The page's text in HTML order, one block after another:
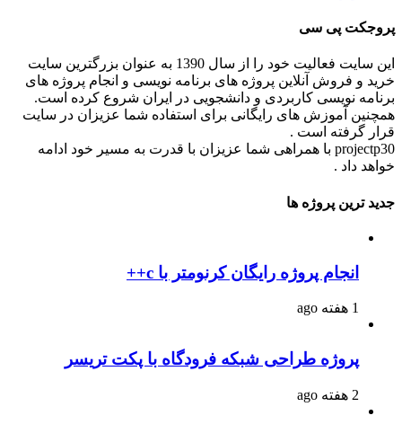
پروجکت پی سی
این سایت فعالیت خود را از سال 1390 به عنوان بزرگترین سایت
خرید و فروش آنلاین پروژه های برنامه نویسی و انجام پروژه های
برنامه نویسی کاربردی و دانشجویی در ایران شروع کرده است.
همچنین آموزش های رایگانی برای استفاده شما عزیزان در سایت
قرار گرفته است .
projectp30 با همراهی شما عزیزان با قدرت به مسیر خود ادامه
خواهد داد .
جدید ترین پروژه ها
انجام پروژه رایگان کرنومتر با c++
1 هفته ago
پروژه طراحی شبکه فرودگاه با پکت تریسر
2 هفته ago